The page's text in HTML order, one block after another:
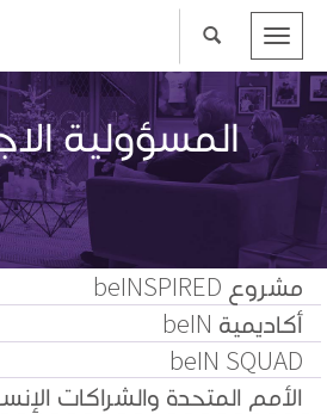
Toggle
navigation
المسؤولية
مشروع beINSPIRED
أكاديمية beIN
beIN SQUAD
الأمم المتحدة والشراكات